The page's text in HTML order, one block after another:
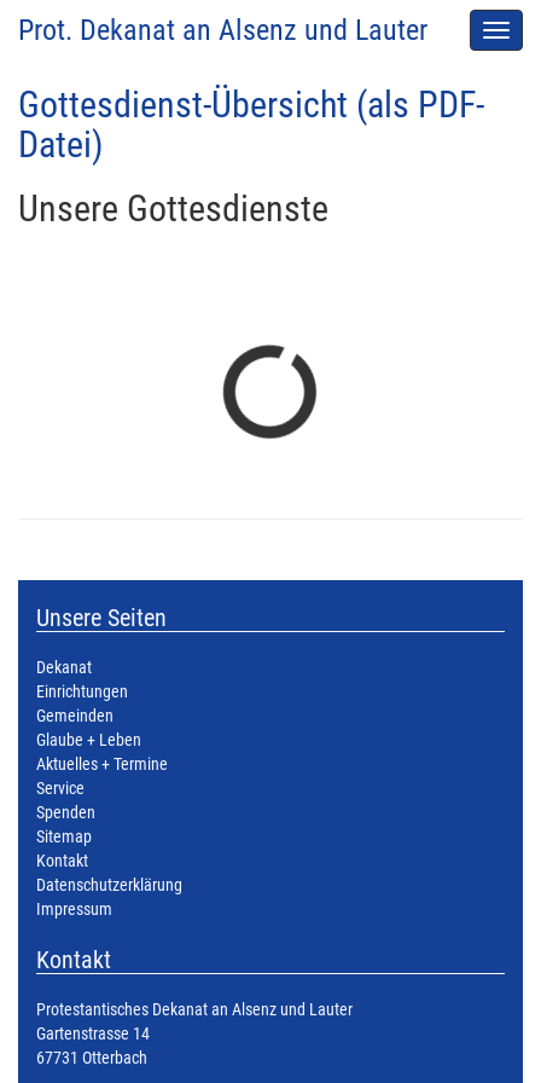
Prot. Dekanat an Alsenz und Lauter
Gottesdienst-Übersicht (als PDF-
Datei)
Unsere Gottesdienste
Unsere Seiten
Dekanat
Einrichtungen
Gemeinden
Glaube + Leben
Aktuelles + Termine
Service
Spenden
Sitemap
Kontakt
Datenschutzerklärung
Impressum
Kontakt
Protestantisches Dekanat an Alsenz und Lauter
Gartenstrasse 14
67731 Otterbach